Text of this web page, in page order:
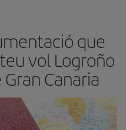
amb les dates i els
més barat. que
vol Logroño
Canaria